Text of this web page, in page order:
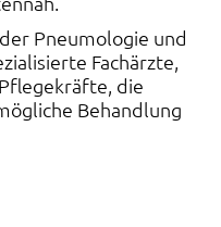
Pneumologie und
Fachärzte,
die
Behandlung